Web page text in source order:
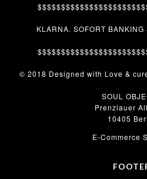
KLARNA. SOFORT BANKING
© 2018 Designed with Love &
SOUL
Prenzlauer
10405
E-Commerce